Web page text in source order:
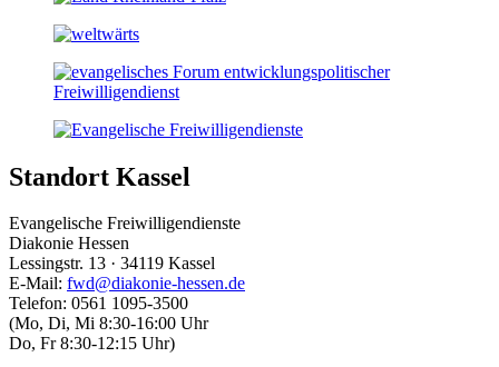
Standort Kassel
Evangelische Freiwilligendienste
Diakonie Hessen
Lessingstr. 13 · 34119 Kassel
E-Mail: fwd@diakonie-hessen.de
Telefon: 0561 1095-3500
(Mo, Di, Mi 8:30-16:00 Uhr
Do, Fr 8:30-12:15 Uhr)